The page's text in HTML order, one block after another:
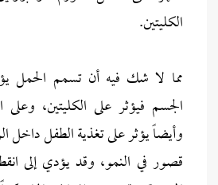
الكليتين.
مما لا شك فيه أن تسمم الحمل
الجسم فيؤثر على الكليتين، وعلى
وأيضاً يؤثر على تغذية الطفل داخل
قصور في النمو، وقد يؤدي إلى